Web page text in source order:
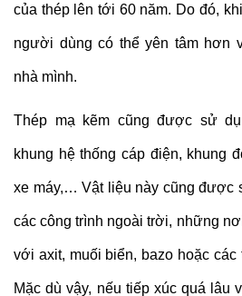
của thép lên tới 60 năm. Do đó,
người dùng có thể yên tâm hơn
nhà mình.
Thép mạ kẽm cũng được sử
khung hệ thống cáp điện, khung
xe máy,… Vật liệu này cũng được
các công trình ngoài trời, những
với axit, muối biển, bazo hoặc các
Mặc dù vậy, nếu tiếp xúc quá lâu